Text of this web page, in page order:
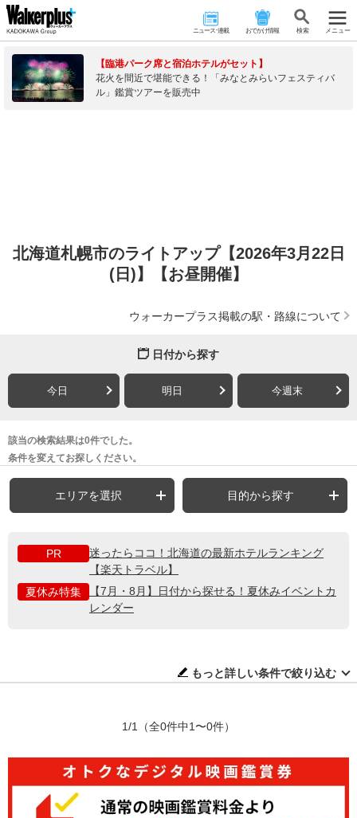
ニュース･連載 おでかけ情報 検 索 メニュー
【臨港パーク席と宿泊ホテルがセット】
花火を間近で堪能できる！「みなとみらいフェスティバ
ル」鑑賞ツアーを販売中
北海道札幌市のライトアップ【2026年3月22日
(日)】【お昼開催】
ウォーカープラス掲載の駅・路線について
日付から探す
今日 明日 今週末
該当の検索結果は0件でした。
条件を変えてお探しください。
エリアを選択 目的から探す
PR
迷ったらココ！北海道の最新ホテルランキング
【楽天トラベル】
夏休み特集
【7月・8月】日付から探せる！夏休みイベントカ
レンダー
もっと詳しい条件で絞り込む
1/1 （全0件中1〜0件）